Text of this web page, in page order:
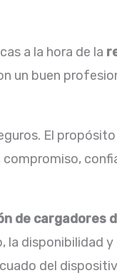
a la hora de la
un buen
El
de cargadores
disponibilidad
del